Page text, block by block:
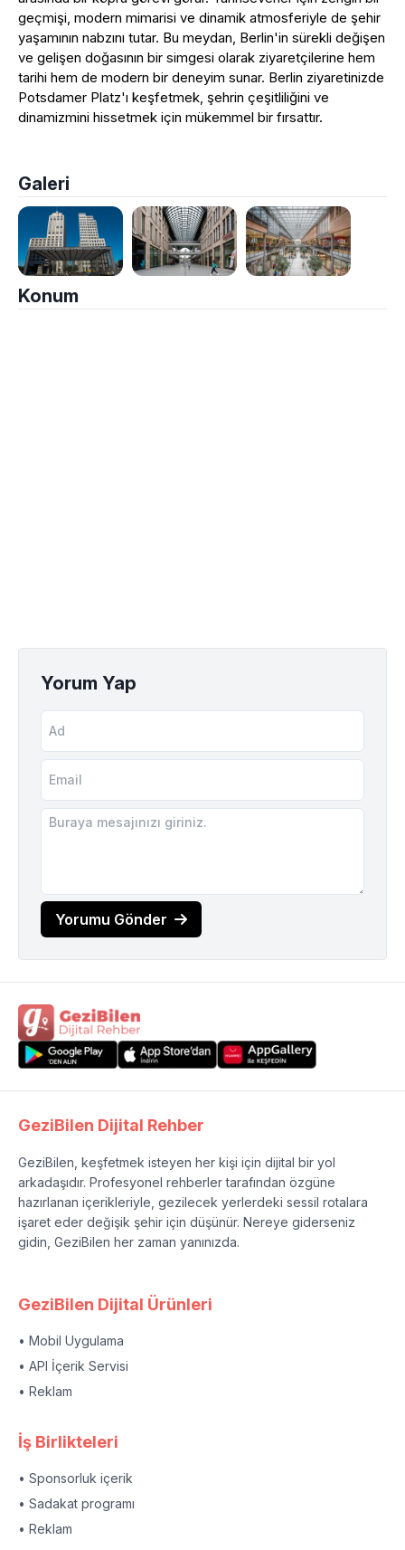
geçmişi, modern mimarisi ve dinamik atmosferiyle de şehir
yaşamının nabzını tutar. Bu meydan, Berlin'in sürekli değişen
ve gelişen doğasının bir simgesi olarak ziyaretçilerine hem
tarihi hem de modern bir deneyim sunar. Berlin ziyaretinizde
Potsdamer Platz'ı keşfetmek, şehrin çeşitliliğini ve
dinamizmini hissetmek için mükemmel bir fırsattır.
Galeri
Konum
Yorum Yap
Yorumu Gönder
GeziBilen Dijital Rehber
GeziBilen, keşfetmek isteyen her kişi için dijital bir yol
arkadaşıdır. Profesyonel rehberler tarafından özgüne
hazırlanan içerikleriyle, gezilecek yerlerdeki sessil rotalara
işaret eder değişik şehir için düşünür. Nereye giderseniz
gidin, GeziBilen her zaman yanınızda.
GeziBilen Dijital Ürünleri
• Mobil Uygulama
• API İçerik Servisi
• Reklam
İş Birlikteleri
• Sponsorluk içerik
• Sadakat programı
• Reklam